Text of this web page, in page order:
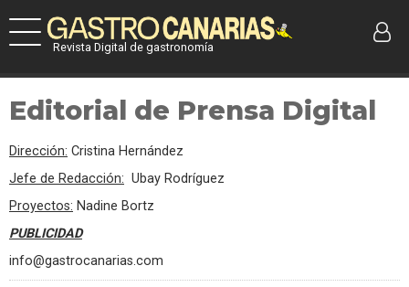
Revista Digital de gastronomía
Editorial de Prensa Digital
Dirección: Cristina Hernández
Jefe de Redacción: Ubay Rodríguez
Proyectos: Nadine Bortz
PUBLICIDAD
info@gastrocanarias.com